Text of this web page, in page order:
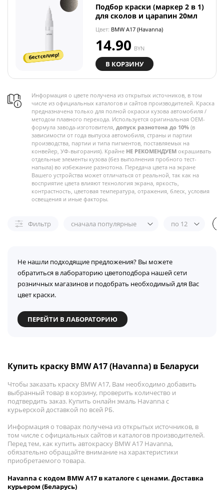
бестселлер!
Подбор краски (маркер 2 в 1)
для сколов и царапин 20мл
Цвет: BMW A17 (Havanna)
14.90 BYN
В КОРЗИНУ
Информация о цвете получена из открытых источников, в том
числе из официальных каталогов и сайтов производителей. Краска
предназначена только для полной окраски кузова автомобиля /
методом плавного перехода. Используется оригинальная OEM-
формула завода-изготовителя, допуск разнотона до 10% (в
зависимости от года выпуска автомобиля, страны и партии
производства, партии и типа пигментов, поставляемых на
конвейер, УФ-выгорания). Крайне НЕ РЕКОМЕНДУЕМ окрашивать
отдельные элементы кузова (без выполнения пробного тест-
напыла) во избежание разнотона. Передача цвета на экране
Вашего устройства может отличаться от реальной, так как на
восприятие цвета влияют технология экрана, яркость,
контрастность, цветовая температура, отражения, блеск, условия
освещения и иные факторы.
Фильтр сначала популярные по 12
Не нашли подходящие предложения? Вы можете
обратиться в лабораторию цветоподбора нашей сети
розничных магазинов и подобрать необходимый для Вас
цвет краски.
ПЕРЕЙТИ В ЛАБОРАТОРИЮ
Купить краску BMW A17 (Havanna) в Беларуси
Чтобы заказать краску BMW A17, Вам необходимо добавить
выбранный товар в корзину, проверить количество и
подтвердить заказ. Купить онлайн эмаль Havanna с
курьерской доставкой по всей РБ.
Информация о товарах получена из открытых источников, в
том числе с официальных сайтов и каталогов производителей.
Перед тем, как купить автокраску BMW A17 Havanna,
обязательно обращайте внимание на характеристики
приобретаемого товара.
Havanna с кодом BMW A17 в каталоге с ценами. Доставка
курьером (Беларусь)